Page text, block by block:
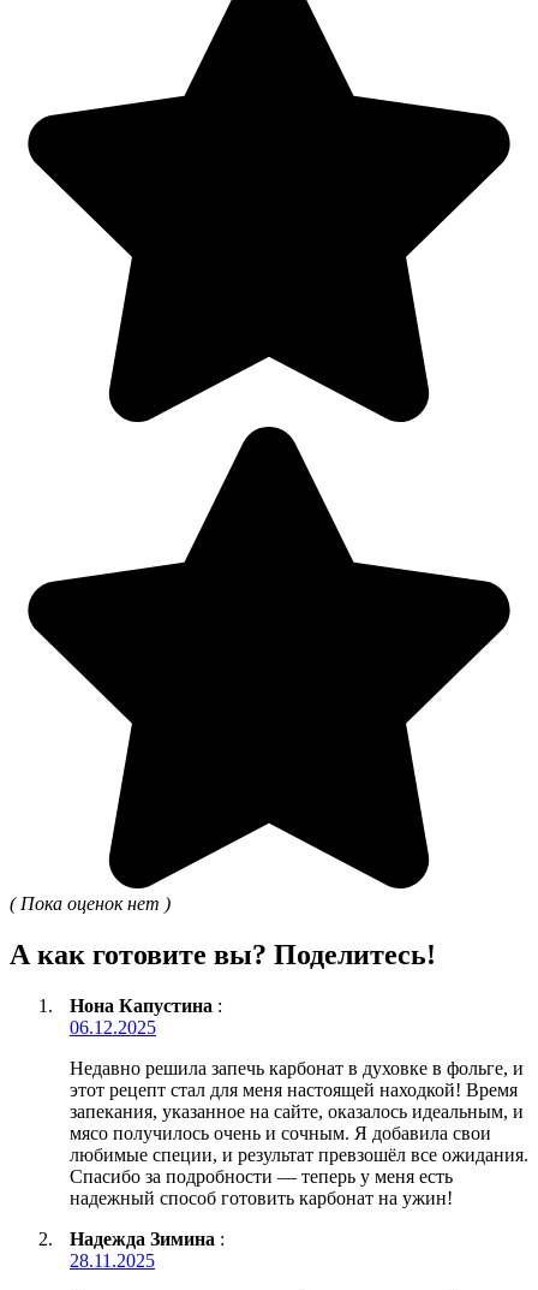
( Пока оценок нет )
А как готовите вы? Поделитесь!
Нона Капустина :
06.12.2025
Недавно решила запечь карбонат в духовке в фольге, и
этот рецепт стал для меня настоящей находкой! Время
запекания, указанное на сайте, оказалось идеальным, и
мясо получилось очень и сочным. Я добавила свои
любимые специи, и результат превзошёл все ожидания.
Спасибо за подробности — теперь у меня есть
надежный способ готовить карбонат на ужин!
Надежда Зимина :
28.11.2025